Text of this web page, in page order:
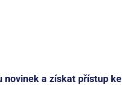
novinek a získat přístup ke